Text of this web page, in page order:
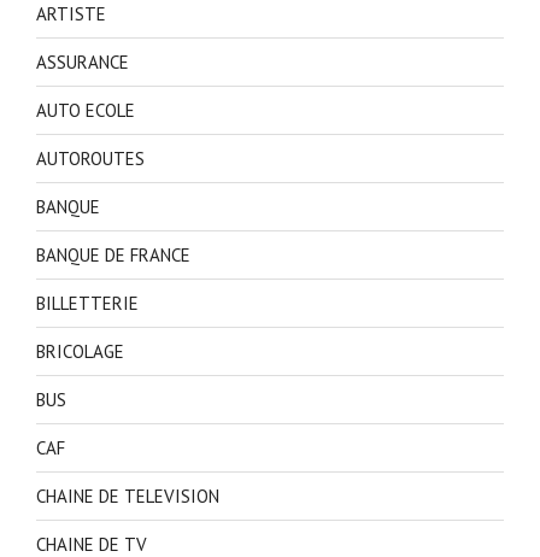
ARTISTE
ASSURANCE
AUTO ECOLE
AUTOROUTES
BANQUE
BANQUE DE FRANCE
BILLETTERIE
BRICOLAGE
BUS
CAF
CHAINE DE TELEVISION
CHAINE DE TV